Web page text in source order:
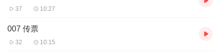
37 10:27
007 传票
32 10:15